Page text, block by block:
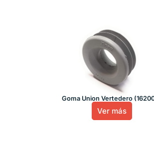
Goma Union Vertedero
Ver más